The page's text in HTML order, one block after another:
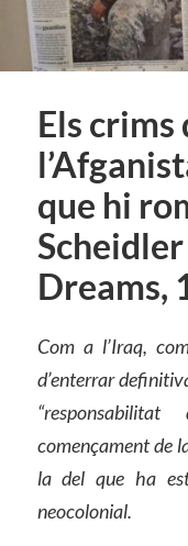
Els crims
que hi
Dreams,
Com a l’Iraq,
d’enterrar
començament de
la del que ha
neocolonial.